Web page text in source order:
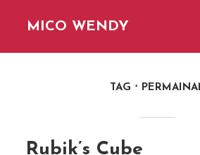
MICO WENDY
TAG
Rubik’s Cube